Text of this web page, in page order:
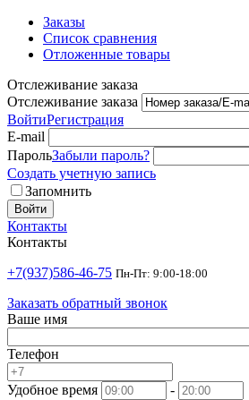
Заказы
Список сравнения
Отложенные товары
Отслеживание заказа
Отслеживание заказа
ВойтиРегистрация
E-mail
ПарольЗабыли пароль?
Создать учетную запись
Запомнить
Войти
Контакты
Контакты
+7(937)586-46-75 Пн-Пт: 9:00-18:00
Заказать обратный звонок
Ваше имя
Телефон
Удобное время -